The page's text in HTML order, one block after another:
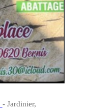
- Jardinier,